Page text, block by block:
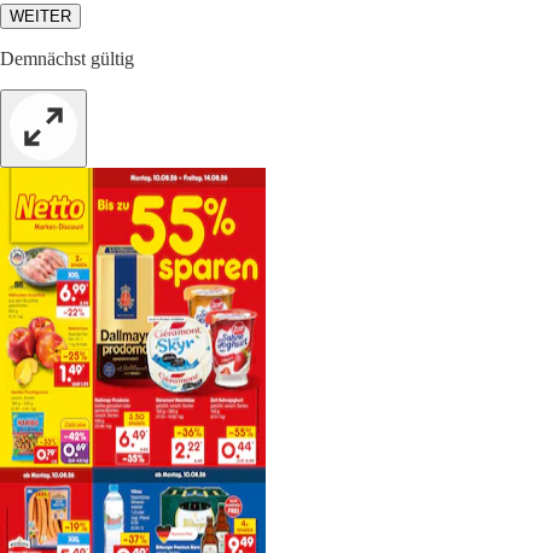
WEITER
Demnächst gültig